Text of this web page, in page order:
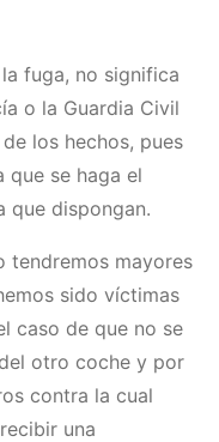
fuga, no significa
o la Guardia Civil
los hechos, pues
que se haga el
que dispongan.
tendremos mayores
sido víctimas
caso de que no se
otro coche y por
contra la cual
una